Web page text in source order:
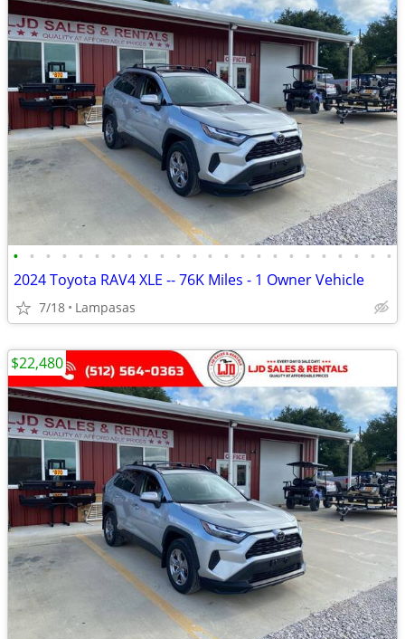
• • • • • • • • • • • • • • • • • • • • • • • •
2024 Toyota RAV4 XLE -- 76K Miles - 1 Owner Vehicle
7/18 Lampasas
$22,480